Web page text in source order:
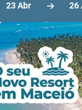
23 Abr 26